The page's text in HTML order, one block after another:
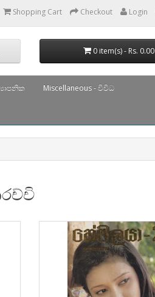
Shopping Cart Checkout Login
0 item(s) - Rs. 0.00
Miscellaneous - විවිධ